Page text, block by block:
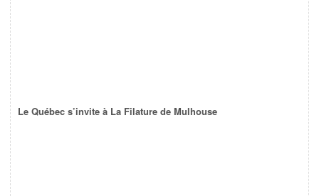
Le Québec s’invite à La Filature de Mulhouse